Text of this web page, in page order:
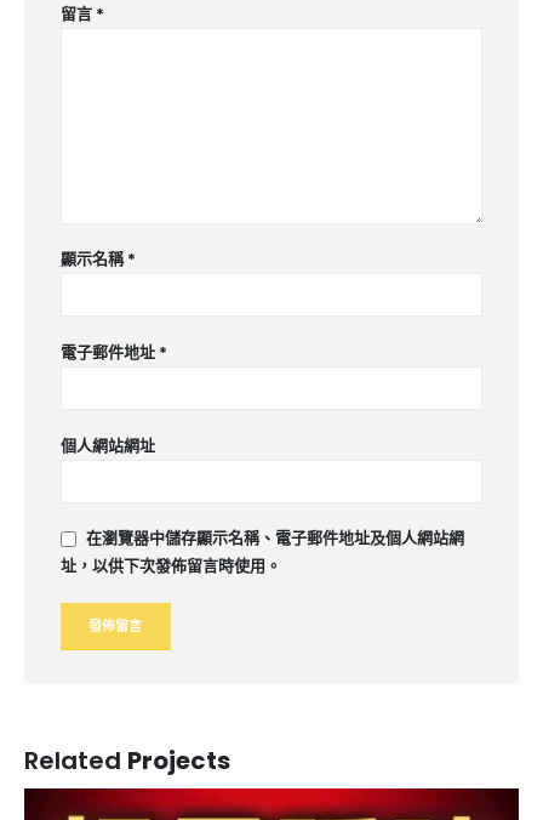
留言 *
顯示名稱*
電子郵件地址 *
個人網站網址
在瀏覽器中儲存顯示名稱、電子郵件地址及個人網站網
址，以供下次發佈留言時使用。
Related Projects